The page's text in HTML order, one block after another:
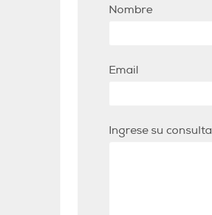
Nombre
Email
Ingrese su consulta